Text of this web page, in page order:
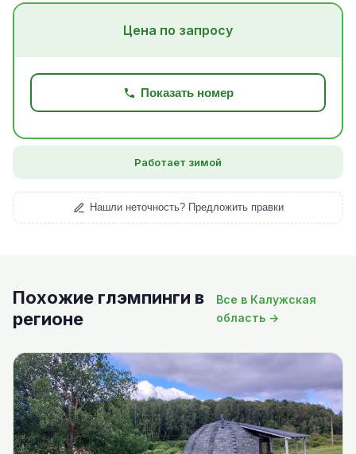
Цена по запросу
Показать номер
Работает зимой
Нашли неточность? Предложить правки
Похожие глэмпинги в
регионе
Все в Калужская
область →